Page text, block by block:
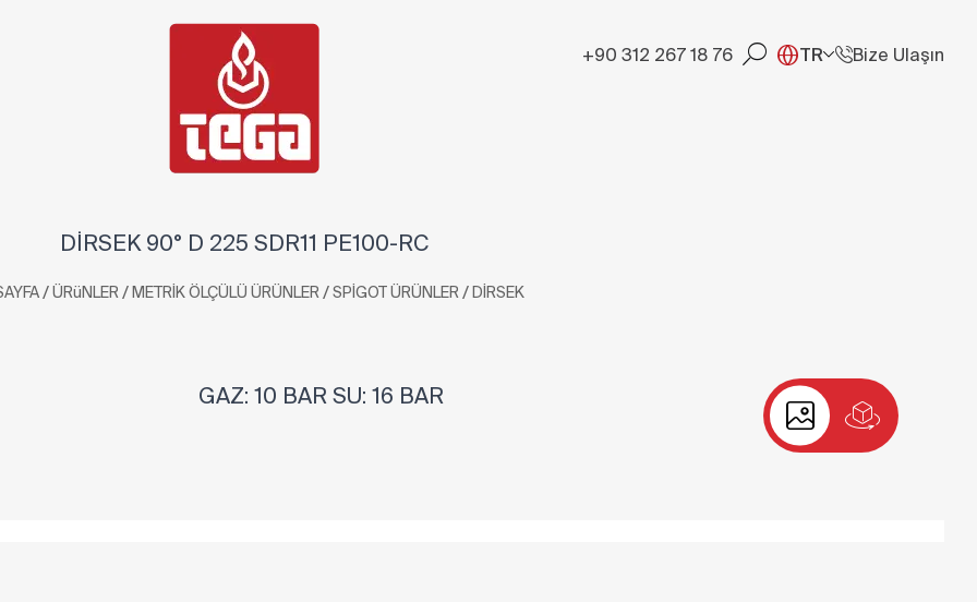
+90 312 267 18 76 TR Bize Ulaşın
DİRSEK 90° D 225 SDR11 PE100-RC
/ÜRüNLER /METRİK ÖLÇÜLÜ ÜRÜNLER /SPİGOT ÜRÜNLER /DİRSEK
GAZ: 10 BAR SU: 16 BAR